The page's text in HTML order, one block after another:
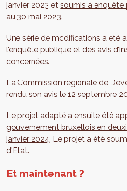
janvier 2023 etsoumis à enquête
au 30 mai 2023.
Une série de modifications a été
l’enquête publique et des avis
concernées.
La Commission régionale de
rendu son avis le 12 septembre
Le projet adapté a ensuiteété
gouvernement bruxellois en
janvier 2024. Le projet a été
d'Etat.
Et maintenant ?